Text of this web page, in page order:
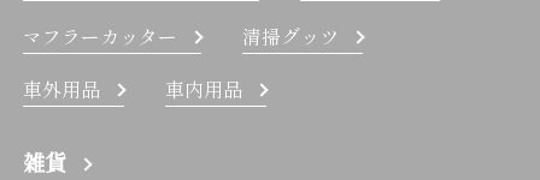
マフラーカッター
清掃グッツ
車外用品
車内用品
雑貨